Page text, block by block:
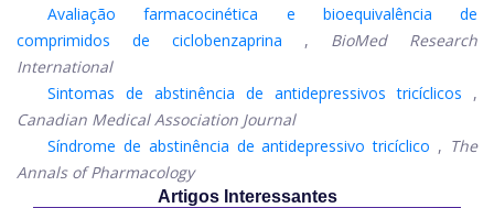
Avaliação farmacocinética e bioequivalência de
comprimidos de ciclobenzaprina
,
BioMed Research
International
Sintomas de abstinência de antidepressivos tricíclicos
,
Canadian Medical Association Journal
Síndrome de abstinência de antidepressivo tricíclico , The
Annals of Pharmacology
Artigos Interessantes